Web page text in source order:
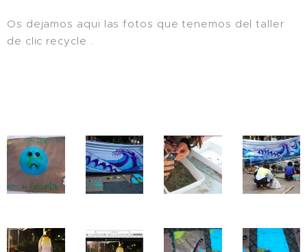
Os dejamos aqui las fotos que tenemos del taller
de clic recycle .